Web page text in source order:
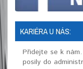
KARIÉRA U NÁS:
Přidejte se k
posily do